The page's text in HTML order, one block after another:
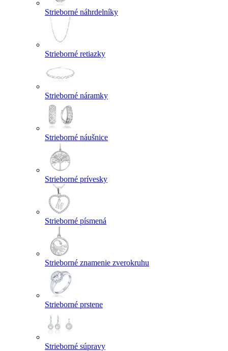
Strieborné náhrdelníky
Strieborné retiazky
Strieborné náramky
Strieborné náušnice
Strieborné prívesky
Strieborné písmená
Strieborné znamenie zverokruhu
Strieborné prstene
Strieborné súpravy